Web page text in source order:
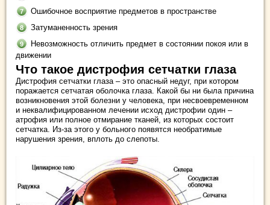
Ошибочное восприятие предметов в пространстве
Затуманенность зрения
Невозможность отличить предмет в состоянии покоя или в
движении
Что такое дистрофия сетчатки глаза
Дистрофия сетчатки глаза – это опасный недуг, при котором
поражается сетчатая оболочка глаза. Какой бы ни была причина
возникновения этой болезни у человека, при несвоевременном
и неквалифицированном лечении исход дистрофии один –
атрофия или полное отмирание тканей, из которых состоит
сетчатка. Из-за этого у больного появятся необратимые
нарушения зрения, вплоть до слепоты.